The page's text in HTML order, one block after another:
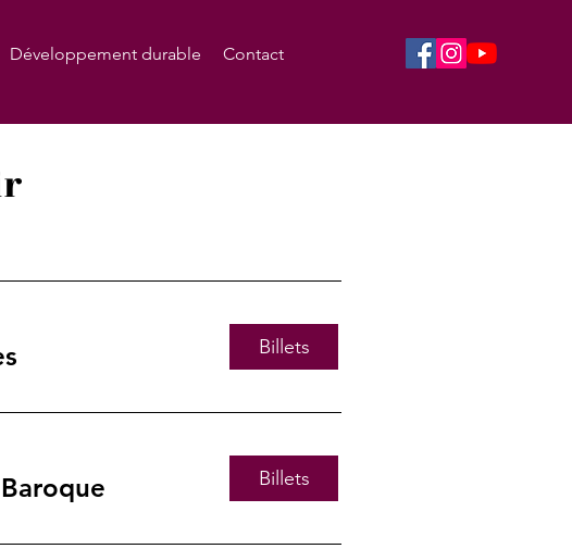
Développement durable Contact
Billets
Billets